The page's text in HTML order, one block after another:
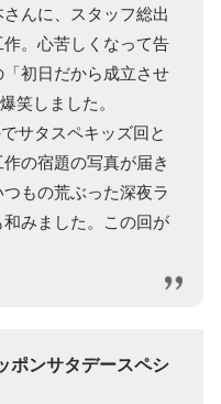
んに、スタッフ総出
。心苦しくなって告
初日だから成立させ
笑しました。
サタスペキッズ回と
の宿題の写真が届き
もの荒ぶった深夜ラ
みました。この回が
ポンサタデースペシ